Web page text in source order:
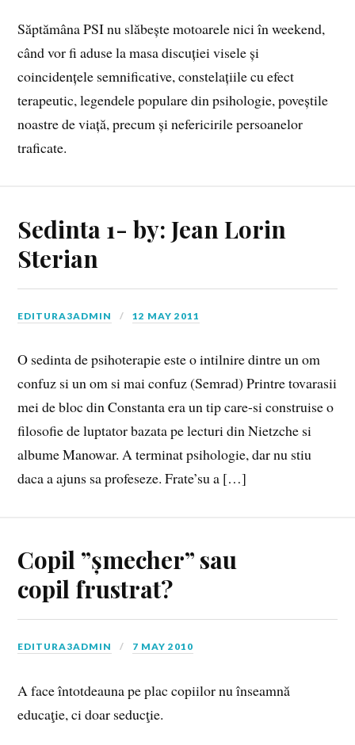
Săptămâna PSI nu slăbește motoarele nici în weekend,
când vor fi aduse la masa discuției visele și
coincidențele semnificative, constelațiile cu efect
terapeutic, legendele populare din psihologie, poveștile
noastre de viață, precum și nefericirile persoanelor
traficate.
Sedinta 1- by: Jean Lorin
Sterian
EDITURA3ADMIN 12 MAY 2011
O sedinta de psihoterapie este o intilnire dintre un om
confuz si un om si mai confuz (Semrad) Printre tovarasii
mei de bloc din Constanta era un tip care-si construise o
filosofie de luptator bazata pe lecturi din Nietzche si
albume Manowar. A terminat psihologie, dar nu stiu
daca a ajuns sa profeseze. Frate’su a […]
Copil ”șmecher” sau
copil frustrat?
EDITURA3ADMIN 7 MAY 2010
A face întotdeauna pe plac copiilor nu înseamnă
educaţie, ci doar seducţie.